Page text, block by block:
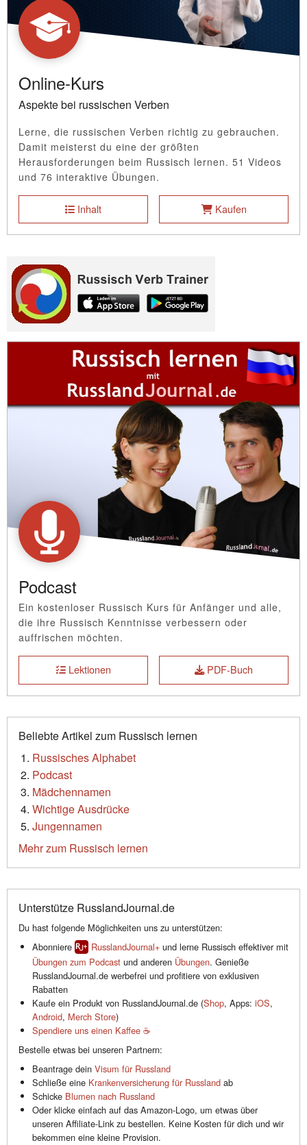
Online-Kurs
Aspekte bei russischen Verben
Lerne, die russischen Verben richtig zu gebrauchen.
Damit meisterst du eine der größten
Herausforderungen beim Russisch lernen. 51 Videos
und 76 interaktive Übungen.
Inhalt Kaufen
Podcast
Ein kostenloser Russisch Kurs für Anfänger und alle,
die ihre Russisch Kenntnisse verbessern oder
auffrischen möchten.
Lektionen PDF-Buch
Beliebte Artikel zum Russisch lernen
Russisches Alphabet
Podcast
Mädchennamen
Wichtige Ausdrücke
Jungennamen
Mehr zum Russisch lernen
Unterstütze RusslandJournal.de
Du hast folgende Möglichkeiten uns zu unterstützen:
Abonniere
RusslandJournal+ und lerne Russisch effektiver mit
Übungen zum Podcast und anderen Übungen. Genieße
RusslandJournal.de werbefrei und profitiere von exklusiven
Rabatten
Kaufe ein Produkt von RusslandJournal.de (Shop, Apps: iOS,
Android, Merch Store)
Spendiere uns einen Kaffee ☕️
Bestelle etwas bei unseren Partnern:
Beantrage dein Visum für Russland
Schließe eine Krankenversicherung für Russland ab
Schicke Blumen nach Russland
Oder klicke einfach auf das Amazon-Logo, um etwas über
unseren Affiliate-Link zu bestellen. Keine Kosten für dich und wir
bekommen eine kleine Provision.